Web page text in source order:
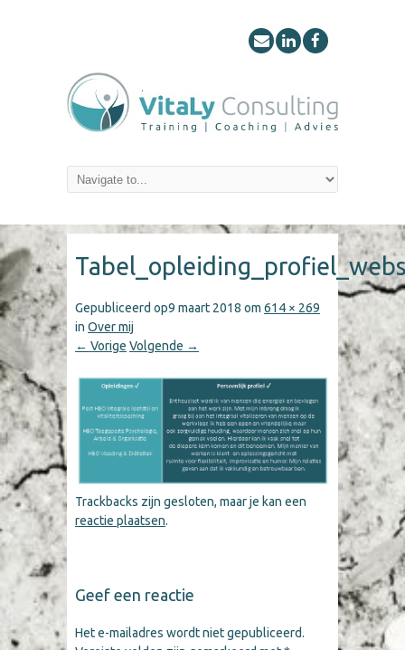
Gepubliceerd op9 maart 2018 om 614 × 269
in Over mij
← Vorige Volgende →
Trackbacks zijn gesloten, maar je kan een
reactie plaatsen.
Geef een reactie
Het e-mailadres wordt niet gepubliceerd.